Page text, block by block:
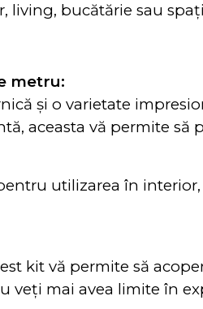
bucătărie sau
metru:
și o varietate
aceasta vă permite
utilizarea în
kit vă permite să
veți mai avea limite în